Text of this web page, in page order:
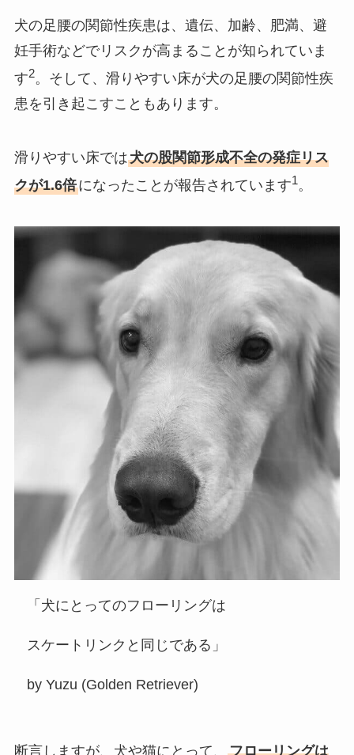
犬の足腰の関節性疾患は、遺伝、加齢、肥満、避
妊手術などでリスクが高まることが知られていま
す2。そして、滑りやすい床が犬の足腰の関節性疾
患を引き起こすこともあります。
滑りやすい床では犬の股関節形成不全の発症リス
クが1.6倍になったことが報告されています1。
「犬にとってのフローリングは
スケートリンクと同じである」
by Yuzu (Golden Retriever)
断言しますが、犬や猫にとって、 フローリングは